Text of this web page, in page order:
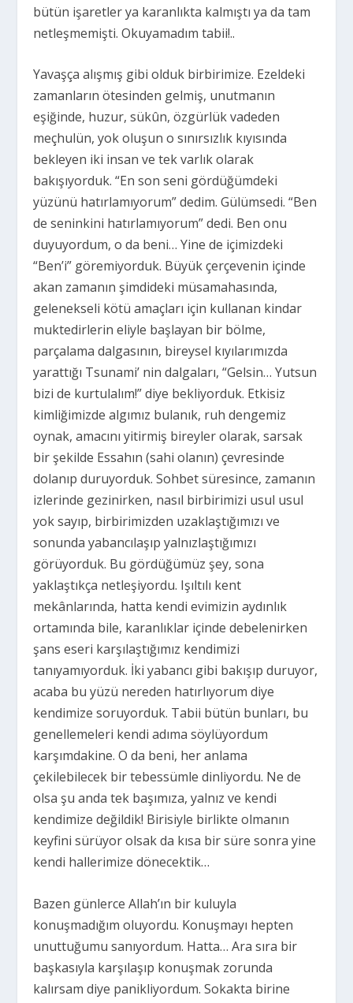
bütün işaretler ya karanlıkta kalmıştı ya da tam
netleşmemişti. Okuyamadım tabii!..
Yavaşça alışmış gibi olduk birbirimize. Ezeldeki
zamanların ötesinden gelmiş, unutmanın
eşiğinde, huzur, sükûn, özgürlük vadeden
meçhulün, yok oluşun o sınırsızlık kıyısında
bekleyen iki insan ve tek varlık olarak
bakışıyorduk. “En son seni gördüğümdeki
yüzünü hatırlamıyorum” dedim. Gülümsedi. “Ben
de seninkini hatırlamıyorum” dedi. Ben onu
duyuyordum, o da beni… Yine de içimizdeki
“Ben’i” göremiyorduk. Büyük çerçevenin içinde
akan zamanın şimdideki müsamahasında,
gelenekseli kötü amaçları için kullanan kindar
muktedirlerin eliyle başlayan bir bölme,
parçalama dalgasının, bireysel kıyılarımızda
yarattığı Tsunami’ nin dalgaları, “Gelsin… Yutsun
bizi de kurtulalım!” diye bekliyorduk. Etkisiz
kimliğimizde algımız bulanık, ruh dengemiz
oynak, amacını yitirmiş bireyler olarak, sarsak
bir şekilde Essahın (sahi olanın) çevresinde
dolanıp duruyorduk. Sohbet süresince, zamanın
izlerinde gezinirken, nasıl birbirimizi usul usul
yok sayıp, birbirimizden uzaklaştığımızı ve
sonunda yabancılaşıp yalnızlaştığımızı
görüyorduk. Bu gördüğümüz şey, sona
yaklaştıkça netleşiyordu. Işıltılı kent
mekânlarında, hatta kendi evimizin aydınlık
ortamında bile, karanlıklar içinde debelenirken
şans eseri karşılaştığımız kendimizi
tanıyamıyorduk. İki yabancı gibi bakışıp duruyor,
acaba bu yüzü nereden hatırlıyorum diye
kendimize soruyorduk. Tabii bütün bunları, bu
genellemeleri kendi adıma söylüyordum
karşımdakine. O da beni, her anlama
çekilebilecek bir tebessümle dinliyordu. Ne de
olsa şu anda tek başımıza, yalnız ve kendi
kendimize değildik! Birisiyle birlikte olmanın
keyfini sürüyor olsak da kısa bir süre sonra yine
kendi hallerimize dönecektik…
Bazen günlerce Allah’ın bir kuluyla
konuşmadığım oluyordu. Konuşmayı hepten
unuttuğumu sanıyordum. Hatta… Ara sıra bir
başkasıyla karşılaşıp konuşmak zorunda
kalırsam diye panikliyordum. Sokakta birine